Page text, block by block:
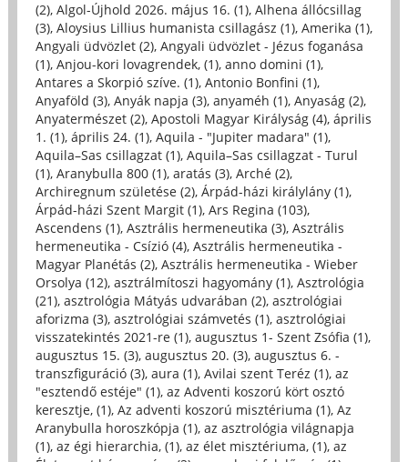
(2), Algol-Újhold 2026. május 16. (1), Alhena állócsillag
(3), Aloysius Lillius humanista csillagász (1), Amerika (1),
Angyali üdvözlet (2), Angyali üdvözlet - Jézus foganása
(1), Anjou-kori lovagrendek, (1), anno domini (1),
Antares a Skorpió szíve. (1), Antonio Bonfini (1),
Anyaföld (3), Anyák napja (3), anyaméh (1), Anyaság (2),
Anyatermészet (2), Apostoli Magyar Királyság (4), április
1. (1), április 24. (1), Aquila - "Jupiter madara" (1),
Aquila–Sas csillagzat (1), Aquila–Sas csillagzat - Turul
(1), Aranybulla 800 (1), aratás (3), Arché (2),
Archiregnum születése (2), Árpád-házi királylány (1),
Árpád-házi Szent Margit (1), Ars Regina (103),
Ascendens (1), Asztrális hermeneutika (3), Asztrális
hermeneutika - Csízió (4), Asztrális hermeneutika -
Magyar Planétás (2), Asztrális hermeneutika - Wieber
Orsolya (12), asztrálmítoszi hagyomány (1), Asztrológia
(21), asztrológia Mátyás udvarában (2), asztrológiai
aforizma (3), asztrológiai számvetés (1), asztrológiai
visszatekintés 2021-re (1), augusztus 1- Szent Zsófia (1),
augusztus 15. (3), augusztus 20. (3), augusztus 6. -
transzfiguráció (3), aura (1), Avilai szent Teréz (1), az
"esztendő estéje" (1), az Adventi koszorú kört osztó
keresztje, (1), Az adventi koszorú misztériuma (1), Az
Aranybulla horoszkópja (1), az asztrológia világnapja
(1), az égi hierarchia, (1), az élet misztériuma, (1), az